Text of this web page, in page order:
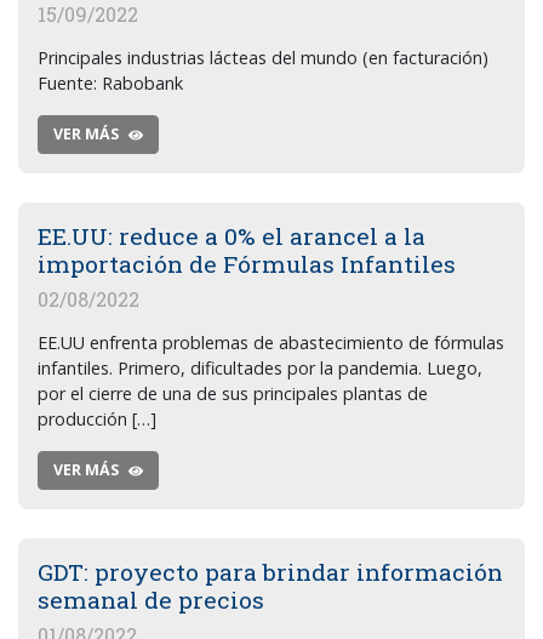
15/09/2022
Principales industrias lácteas del mundo (en facturación)
Fuente: Rabobank
VER MÁS
EE.UU: reduce a 0% el arancel a la
importación de Fórmulas Infantiles
02/08/2022
EE.UU enfrenta problemas de abastecimiento de fórmulas
infantiles. Primero, dificultades por la pandemia. Luego,
por el cierre de una de sus principales plantas de
producción […]
VER MÁS
GDT: proyecto para brindar información
semanal de precios